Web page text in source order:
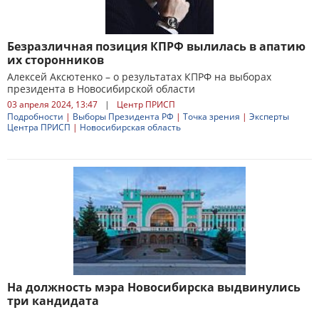
Безразличная позиция КПРФ вылилась в апатию
их сторонников
Алексей Аксютенко – о результатах КПРФ на выборах
президента в Новосибирской области
03 апреля 2024, 13:47 |
Центр ПРИСП
Подробности | Выборы Президента РФ | Точка зрения | Эксперты
Центра ПРИСП | Новосибирская область
На должность мэра Новосибирска выдвинулись
три кандидата